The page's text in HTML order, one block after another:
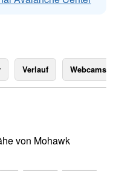
Verlauf Webcams
von Mohawk